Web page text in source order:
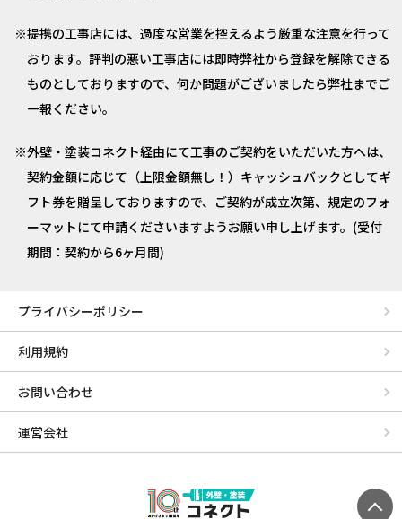
提携の工事店には、過度な営業を控えるよう厳重な注意を行って
おります。評判の悪い工事店には即時弊社から登録を解除できる
ものとしておりますので、何か問題がございましたら弊社までご
一報ください。
外壁・塗装コネクト経由にて工事のご契約をいただいた方へは、
契約金額に応じて（上限金額無し！）キャッシュバックとしてギ
フト券を贈呈しておりますので、ご契約が成立次第、規定のフォ
ーマットにて申請くださいますようお願い申し上げます。(受付
期間：契約から6ヶ月間)
プライバシーポリシー
利用規約
お問い合わせ
運営会社